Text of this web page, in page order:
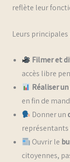
reflète leur
Leurs
Filmer et
accès libre
Réaliser
en fin de
Donner un
représentants
Ouvrir le
citoyennes,